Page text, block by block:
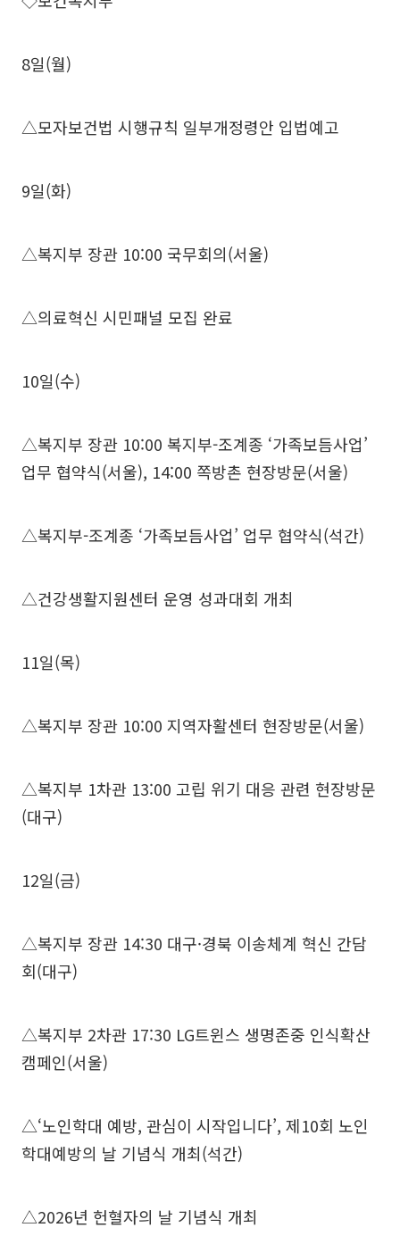
8일(월)
△모자보건법 시행규칙 일부개정령안 입법예고
9일(화)
△복지부 장관 10:00 국무회의(서울)
△의료혁신 시민패널 모집 완료
10일(수)
△복지부 장관 10:00 복지부-조계종 ‘가족보듬사업’
업무 협약식(서울), 14:00 쪽방촌 현장방문(서울)
△복지부-조계종 ‘가족보듬사업’ 업무 협약식(석간)
△건강생활지원센터 운영 성과대회 개최
11일(목)
△복지부 장관 10:00 지역자활센터 현장방문(서울)
△복지부 1차관 13:00 고립 위기 대응 관련 현장방문
(대구)
12일(금)
△복지부 장관 14:30 대구·경북 이송체계 혁신 간담
회(대구)
△복지부 2차관 17:30 LG트윈스 생명존중 인식확산
캠페인(서울)
△‘노인학대 예방, 관심이 시작입니다’, 제10회 노인
학대예방의 날 기념식 개최(석간)
△2026년 헌혈자의 날 기념식 개최